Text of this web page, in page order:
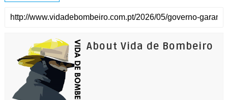
About Vida de Bombeiro